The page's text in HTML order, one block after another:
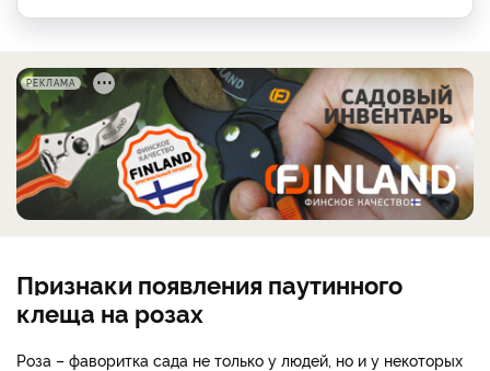
РЕКЛАМА
Признаки появления паутинного
клеща на розах
Роза – фаворитка сада не только у людей, но и у некоторых